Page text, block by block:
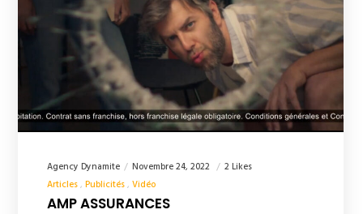
Agency Dynamite Novembre 24, 2022
2 Likes
Articles Publicités Vidéo
AMP ASSURANCES